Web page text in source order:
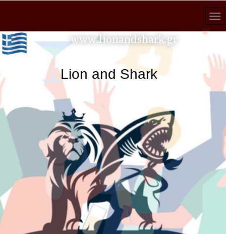
www.lionandshark.gr
Lion and Shark κάθε